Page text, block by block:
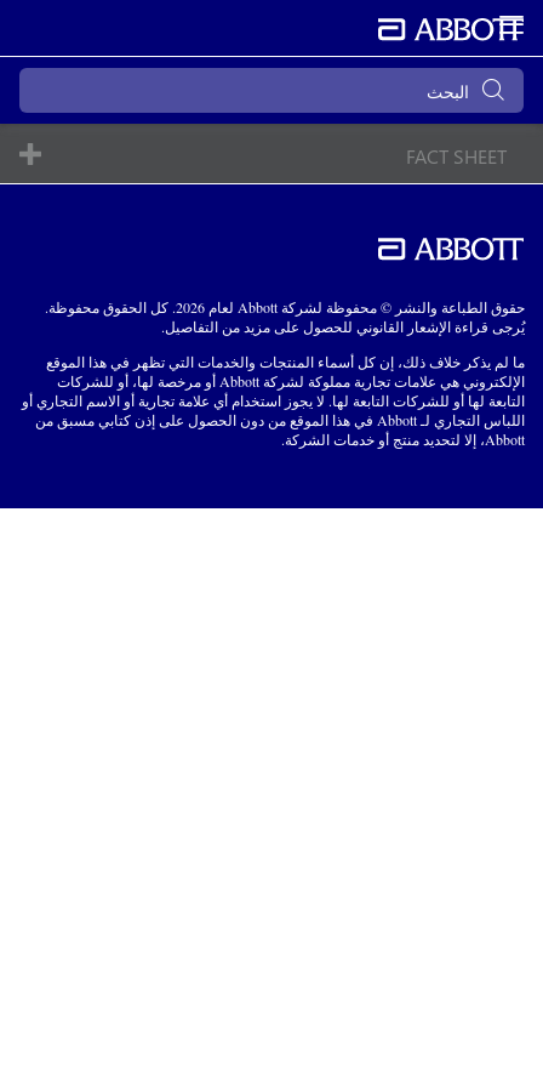
FACT SHEET
حقوق الطباعة والنشر © محفوظة لشركة Abbott لعام 2026. كل الحقوق محفوظة.
يُرجى قراءة الإشعار القانوني للحصول على مزيد من التفاصيل.
ما لم يذكر خلاف ذلك، إن كل أسماء المنتجات والخدمات التي تظهر في هذا الموقع
الإلكتروني هي علامات تجارية مملوكة لشركة Abbott أو مرخصة لها، أو للشركات
التابعة لها أو للشركات التابعة لها. لا يجوز استخدام أي علامة تجارية أو الاسم التجاري أو
اللباس التجاري لـ Abbott في هذا الموقع من دون الحصول على إذن كتابي مسبق من
Abbott، إلا لتحديد منتج أو خدمات الشركة.